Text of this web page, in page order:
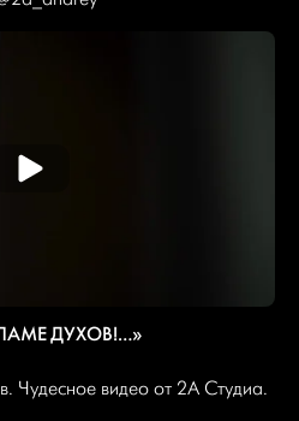
ДУХОВ!…»
Чудесное видео от 2A Студиа.